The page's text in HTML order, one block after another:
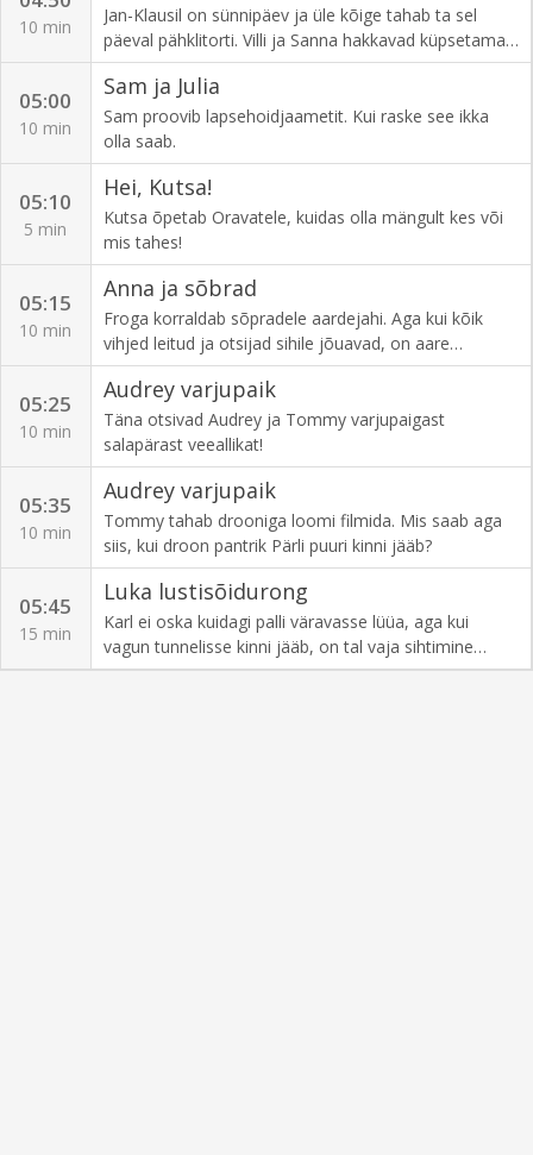
Audrey muundub Stiilikuningannaks ning Marinette ja
Adrien jäävad lifti kinni ega saa Lepatriinu ning Musta
Kassina appi rutata.
10 min
Jan-Klausil on sünnipäev ja üle kõige tahab ta sel
päeval pähklitorti. Villi ja Sanna hakkavad küpsetama,
ent siis selgub, et keegi on nende pähklid pihta
pannud.
05:00
10 min
Sam ja Julia
Sam proovib lapsehoidjaametit. Kui raske see ikka
olla saab.
05:10
5 min
Hei, Kutsa!
Kutsa õpetab Oravatele, kuidas olla mängult kes või
mis tahes!
05:15
10 min
Anna ja sõbrad
Froga korraldab sõpradele aardejahi. Aga kui kõik
vihjed leitud ja otsijad sihile jõuavad, on aare
kadunud.
05:25
10 min
Audrey varjupaik
Täna otsivad Audrey ja Tommy varjupaigast
salapärast veeallikat!
05:35
10 min
Audrey varjupaik
Tommy tahab drooniga loomi filmida. Mis saab aga
siis, kui droon pantrik Pärli puuri kinni jääb?
05:45
15 min
Luka lustisõidurong
Karl ei oska kuidagi palli väravasse lüüa, aga kui
vagun tunnelisse kinni jääb, on tal vaja sihtimine
kiiresti ära õppida.